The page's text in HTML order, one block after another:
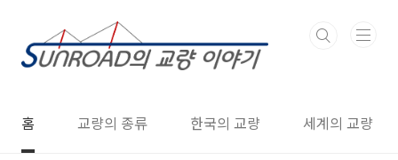
홈 교량의 종류 한국의 교량 세계의 교량